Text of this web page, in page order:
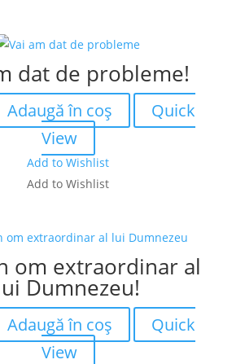
dat de probleme!
Adaugă în coș
Quick
View
Add to Wishlist
Add to Wishlist
om extraordinar al
Dumnezeu!
Adaugă în coș
Quick
View